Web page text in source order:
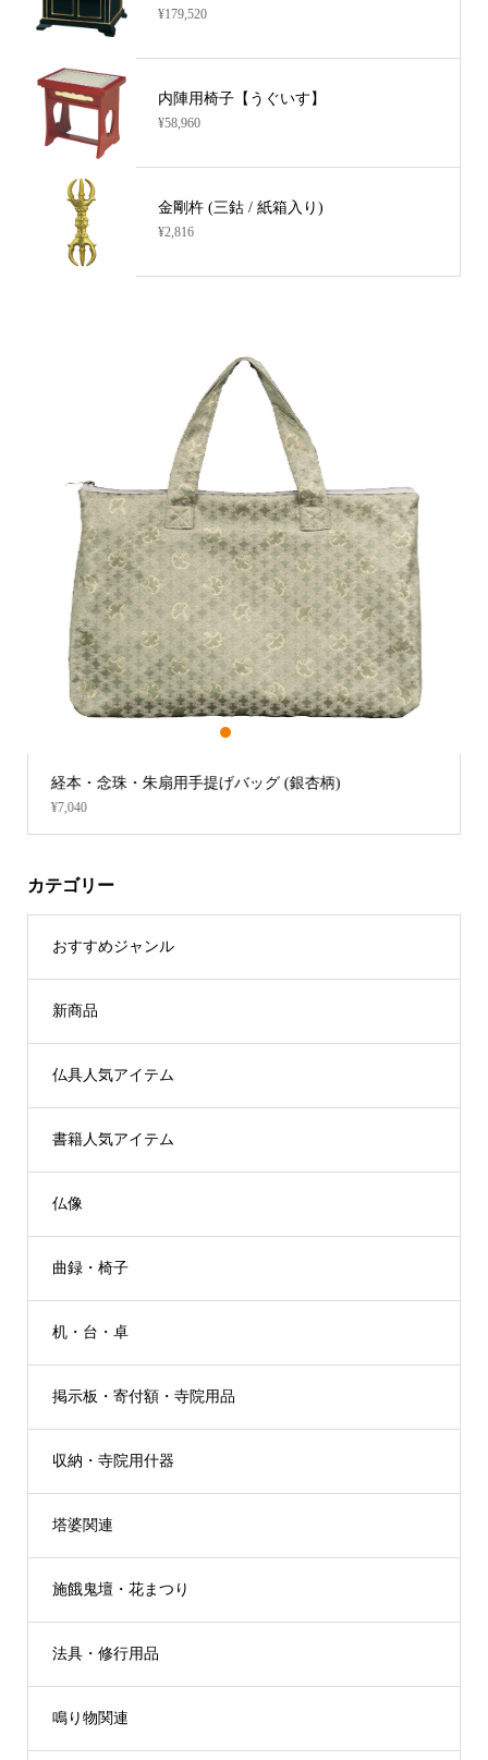
¥179,520
内陣用椅子【うぐいす】
¥58,960
金剛杵 (三鈷 / 紙箱入り)
¥2,816
経本・念珠・朱扇用手提げバッグ (銀杏柄)
¥7,040
1
カテゴリー
おすすめジャンル
新商品
仏具人気アイテム
書籍人気アイテム
仏像
曲録・椅子
机・台・卓
掲示板・寄付額・寺院用品
収納・寺院用什器
塔婆関連
施餓鬼壇・花まつり
法具・修行用品
鳴り物関連